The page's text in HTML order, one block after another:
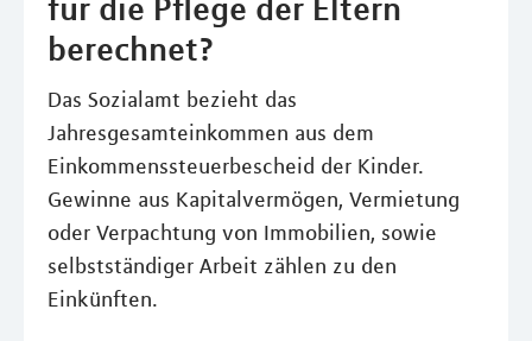
für die Pflege der Eltern
berechnet?
Das Sozialamt bezieht das
Jahresgesamteinkommen aus dem
Einkommenssteuerbescheid der Kinder.
Gewinne aus Kapitalvermögen, Vermietung
oder Verpachtung von Immobilien, sowie
selbstständiger Arbeit zählen zu den
Einkünften.